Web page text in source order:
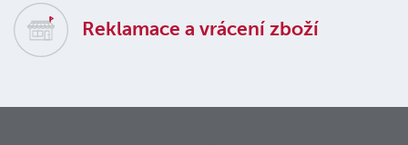
Reklamace a vrácení zboží